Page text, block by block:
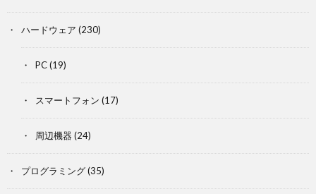
ハードウェア (230)
PC(19)
スマートフォン (17)
周辺機器 (24)
プログラミング(35)